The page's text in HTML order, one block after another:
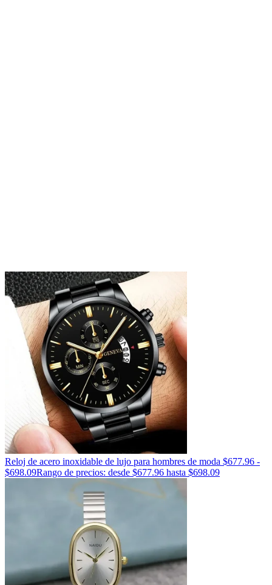
Reloj de acero inoxidable de lujo para hombres de moda $677.96 -
$698.09Rango de precios: desde $677.96 hasta $698.09